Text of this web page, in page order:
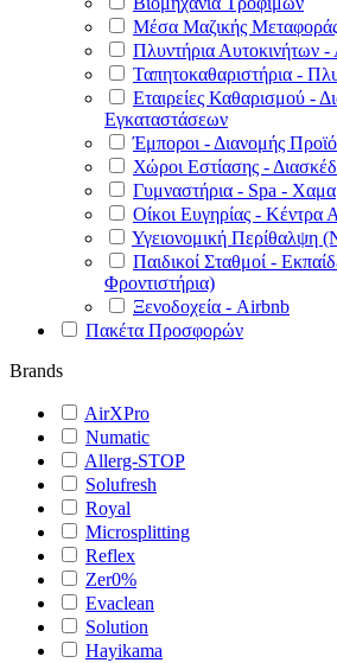
Μέσα Μαζικής
Πλυντήρια Αυτοκινήτων
Ταπητοκαθαριστήρια -
Εταιρείες Καθαρισμού -
Εγκαταστάσεων
Έμποροι - Διανομής
Χώροι Εστίασης -
Γυμναστήρια - Spa -
Οίκοι Ευγηρίας - Κέντρα
Υγειονομική Περίθαλψη
Παιδικοί Σταθμοί -
Φροντιστήρια)
Ξενοδοχεία - Airbnb
Πακέτα Προσφορών
Brands
AirXPro
Numatic
Allerg-STOP
Solufresh
Royal
Microsplitting
Reflex
Zer0%
Evaclean
Solution
Hayikama